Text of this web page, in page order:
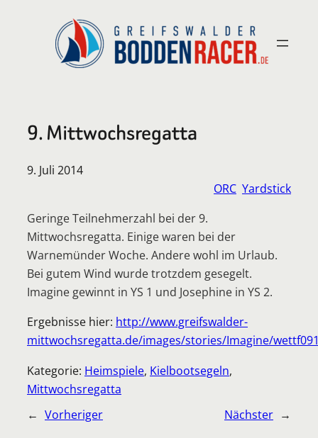
9. Mittwochsregatta
9. Juli 2014
ORC Yardstick
Geringe Teilnehmerzahl bei der 9.
Mittwochsregatta. Einige waren bei der
Warnemünder Woche. Andere wohl im Urlaub.
Bei gutem Wind wurde trotzdem gesegelt.
Imagine gewinnt in YS 1 und Josephine in YS 2.
Ergebnisse hier: http://www.greifswalder-
mittwochsregatta.de/images/stories/Imagine/
Kategorie: Heimspiele, Kielbootsegeln
Mittwochsregatta
← Vorheriger Nächster →